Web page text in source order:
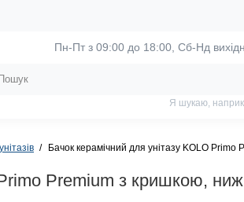
Пн-Пт з 09:00 до 18:00, Сб-Нд
Я шукаю,
Бачок керамічний для унітазу KOLO
Premium з кришкою,